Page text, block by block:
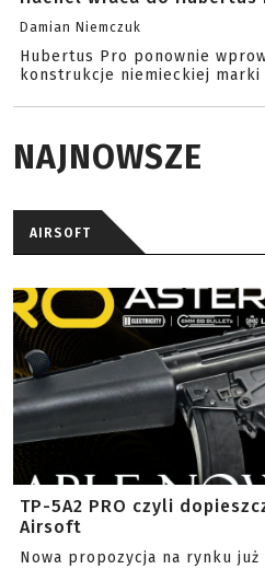
Damian Niemczuk
Hubertus Pro ponownie
konstrukcje niemieckiej marki
NAJNOWSZE
AIRSOFT
TP-5A2 PRO czyli
Airsoft
Nowa propozycja na rynku już